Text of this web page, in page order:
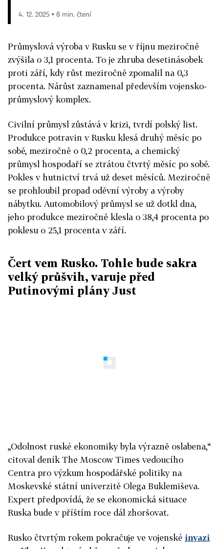
4. 12. 2025 ▪ 8 min. čtení
Průmyslová výroba v Rusku se v říjnu meziročně
zvýšila o 3,1 procenta. To je zhruba desetinásobek
proti září, kdy růst meziročně zpomalil na 0,3
procenta. Nárůst zaznamenal především vojensko-
průmyslový komplex.
Civilní průmysl zůstává v krizi, tvrdí polský list.
Produkce potravin v Rusku klesá druhý měsíc po
sobě, meziročně o 0,2 procenta, a chemický
průmysl hospodaří se ztrátou čtvrtý měsíc po sobě.
Pokles v hutnictví trvá už deset měsíců. Meziročně
se prohloubil propad oděvní výroby a výroby
nábytku. Automobilový průmysl se už dotkl dna,
jeho produkce meziročně klesla o 38,4 procenta po
poklesu o 25,1 procenta v září.
Čert vem Rusko. Tohle bude sakra
velký průšvih, varuje před
Putinovými plány Just
„Odolnost ruské ekonomiky byla výrazně oslabena,“
citoval deník The Moscow Times vedoucího
Centra pro výzkum hospodářské politiky na
Moskevské státní univerzitě Olega Buklemiševa.
Expert předpovídá, že se ekonomická situace
Ruska bude v příštím roce dál zhoršovat.
Rusko čtvrtým rokem pokračuje ve vojenské invazi